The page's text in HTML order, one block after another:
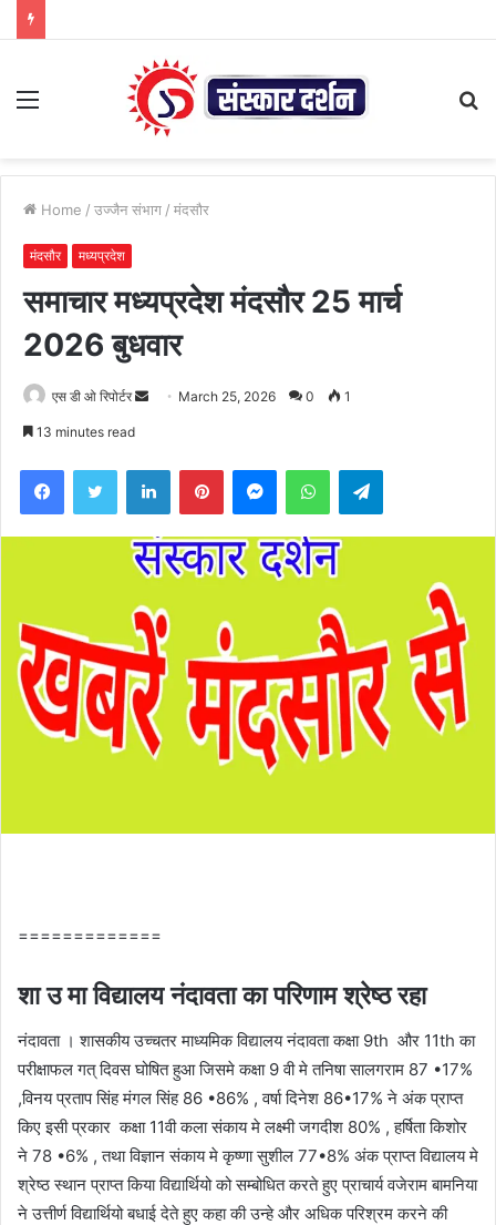
Menu
Home / उज्जैन संभाग / मंदसौर
मंदसौर मध्यप्रदेश
समाचार मध्यप्रदेश मंदसौर 25 मार्च
2026 बुधवार
एस डी ओ रिपोर्टर
Send March 25, 2026 0 1
13 minutes read
FacebookTwitter LinkedInPinterestMessengerWhatsAppTelegram
=============
शा उ मा विद्यालय नंदावता का परिणाम श्रेष्ठ रहा
नंदावता । शासकीय उच्चतर माध्यमिक विद्यालय नंदावता कक्षा 9th और 11th का
परीक्षाफल गत् दिवस घोषित हुआ जिसमे कक्षा 9 वी मे तनिषा सालगराम 87 •17%
,विनय प्रताप सिंह मंगल सिंह 86 •86% , वर्षा दिनेश 86•17% ने अंक प्राप्त
किए इसी प्रकार कक्षा 11वी कला संकाय मे लक्ष्मी जगदीश 80% , हर्षिता किशोर
ने 78 •6% , तथा विज्ञान संकाय मे कृष्णा सुशील 77•8% अंक प्राप्त विद्यालय मे
श्रेष्ठ स्थान प्राप्त किया विद्यार्थियो को सम्बोधित करते हुए प्राचार्य वजेराम बामनिया
ने उत्तीर्ण विद्यार्थियो बधाई देते हुए कहा की उन्हे और अधिक परिश्रम करने की